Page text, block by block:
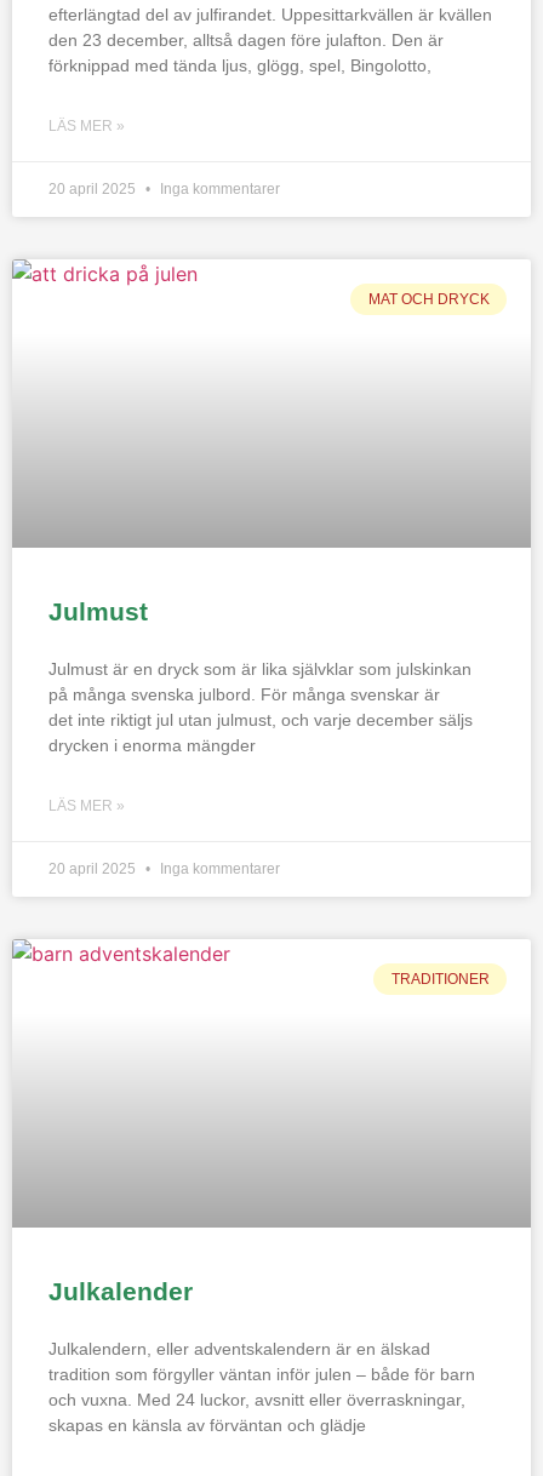
efterlängtad del av julfirandet. Uppesittarkvällen är kvällen
den 23 december, alltså dagen före julafton. Den är
förknippad med tända ljus, glögg, spel, Bingolotto,
LÄS MER »
20 april 2025 Inga kommentarer
MAT OCH DRYCK
Julmust
Julmust är en dryck som är lika självklar som julskinkan
på många svenska julbord. För många svenskar är
det inte riktigt jul utan julmust, och varje december säljs
drycken i enorma mängder
LÄS MER »
20 april 2025 Inga kommentarer
TRADITIONER
Julkalender
Julkalendern, eller adventskalendern är en älskad
tradition som förgyller väntan inför julen – både för barn
och vuxna. Med 24 luckor, avsnitt eller överraskningar,
skapas en känsla av förväntan och glädje